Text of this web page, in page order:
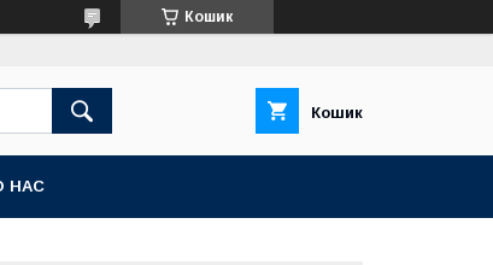
Кошик
Кошик
НАС